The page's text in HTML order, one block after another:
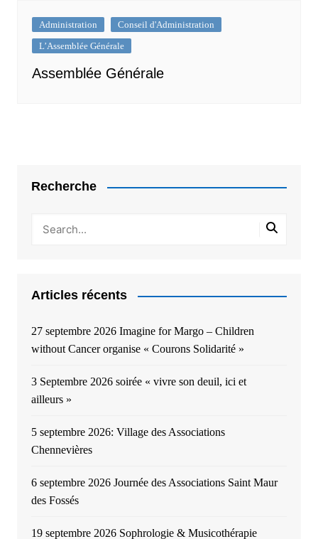
Administration
Conseil d'Administration
L’Assemblée Générale
Assemblée Générale
Recherche
Articles récents
27 septembre 2026 Imagine for Margo – Children
without Cancer organise « Courons Solidarité »
3 Septembre 2026 soirée « vivre son deuil, ici et
ailleurs »
5 septembre 2026: Village des Associations
Chennevières
6 septembre 2026 Journée des Associations Saint Maur
des Fossés
19 septembre 2026 Sophrologie & Musicothérapie